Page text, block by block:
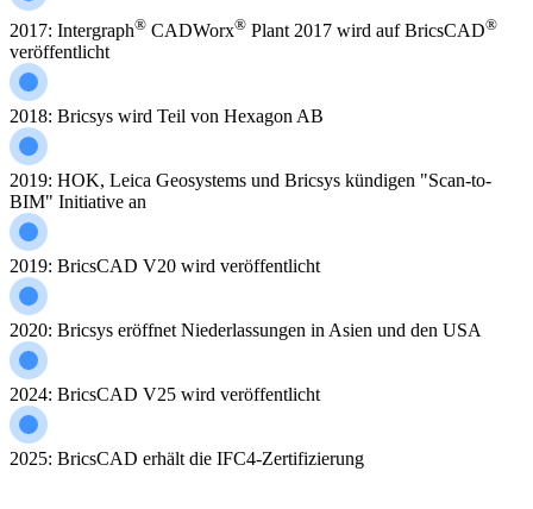
2017: Intergraph® CADWorx® Plant 2017 wird auf BricsCAD®
veröffentlicht
2018: Bricsys wird Teil von Hexagon AB
2019: HOK, Leica Geosystems und Bricsys kündigen "Scan-to-
BIM" Initiative an
2019: BricsCAD V20 wird veröffentlicht
2020: Bricsys eröffnet Niederlassungen in Asien und den USA
2024: BricsCAD V25 wird veröffentlicht
2025: BricsCAD erhält die IFC4-Zertifizierung